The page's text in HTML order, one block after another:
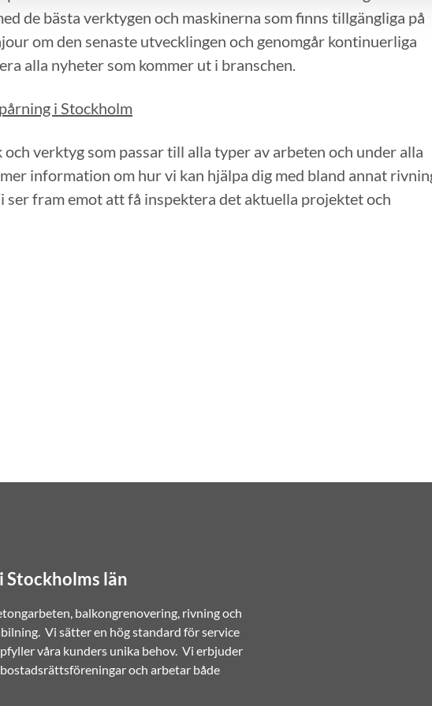
de bästa verktygen och maskinerna som finns tillgängliga på
om den senaste utvecklingen och genomgår kontinuerliga
alla nyheter som kommer ut i branschen.
i Stockholm
verktyg som passar till alla typer av arbeten och under alla
information om hur vi kan hjälpa dig med bland annat
ser fram emot att få inspektera det aktuella projektet och
Stockholms län
balkongrenovering, rivning och
Vi sätter en hög standard för service
våra kunders unika behov. Vi erbjuder
och arbetar både